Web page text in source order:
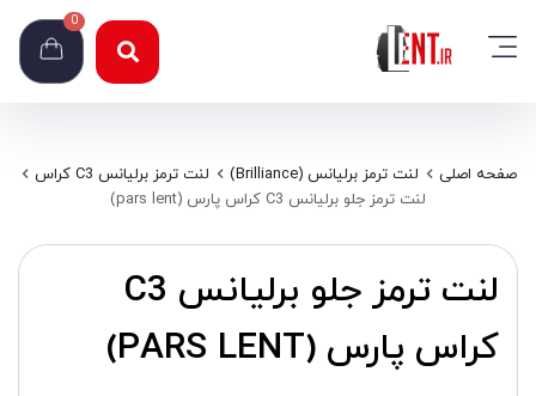
0
صفحه اصلی لنت ترمز برلیانس (Brilliance)
لنت ترمز برلیانس C3 کراس
لنت ترمز جلو برلیانس C3 کراس پارس (pars lent)
لنت ترمز جلو برلیانس C3
کراس پارس (PARS LENT)